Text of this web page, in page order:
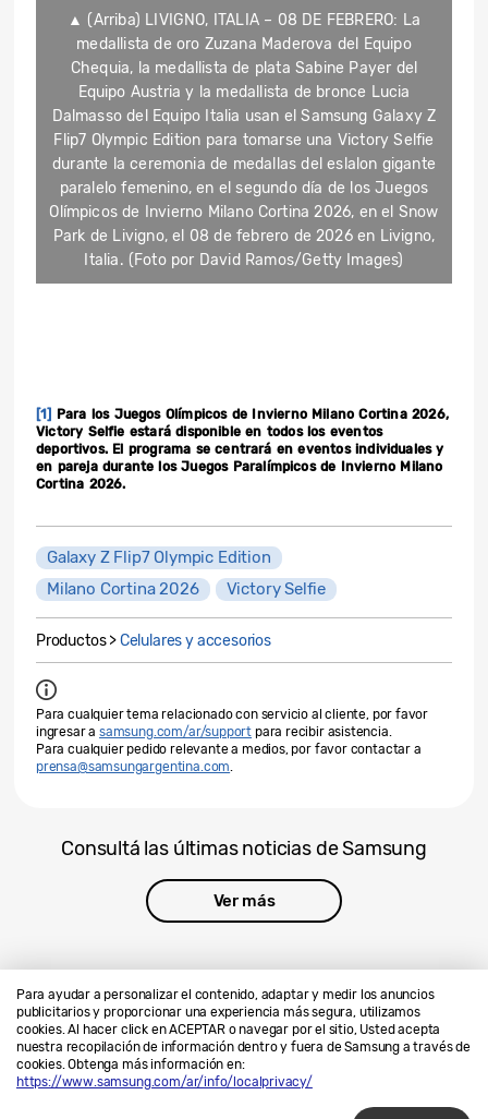
Para ayudar a personalizar el contenido, adaptar y medir los anuncios
publicitarios y proporcionar una experiencia más segura, utilizamos
cookies. Al hacer click en ACEPTAR o navegar por el sitio, Usted acepta
nuestra recopilación de información dentro y fuera de Samsung a través de
cookies. Obtenga más información en:
https://www.samsung.com/ar/info/localprivacy/
▲ (Arriba) LIVIGNO, ITALIA – 08 DE FEBRERO: La
medallista de oro Zuzana Maderova del Equipo
Chequia, la medallista de plata Sabine Payer del
Equipo Austria y la medallista de bronce Lucia
Dalmasso del Equipo Italia usan el Samsung Galaxy Z
Flip7 Olympic Edition para tomarse una Victory Selfie
durante la ceremonia de medallas del eslalon gigante
paralelo femenino, en el segundo día de los Juegos
Olímpicos de Invierno Milano Cortina 2026, en el Snow
Park de Livigno, el 08 de febrero de 2026 en Livigno,
Italia. (Foto por David Ramos/Getty Images)
[1] Para los Juegos Olímpicos de Invierno Milano Cortina 2026,
Victory Selfie estará disponible en todos los eventos
deportivos. El programa se centrará en eventos individuales y
en pareja durante los Juegos Paralímpicos de Invierno Milano
Cortina 2026.
Galaxy Z Flip7 Olympic Edition
Milano Cortina 2026
Victory Selfie
Productos >Celulares y accesorios
Para cualquier tema relacionado con servicio al cliente, por favor
ingresar asamsung.com/ar/support para recibir asistencia.
Para cualquier pedido relevante a medios, por favor contactar a
prensa@samsungargentina.com
Consultá las últimas noticias de Samsung
Ver más
Contáctanos
SAMSUNG.COM
Privacidad